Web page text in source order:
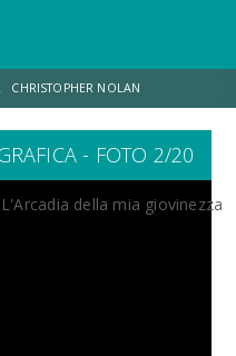
CHRISTOPHER NOLAN
ODISSEA JACOB BATALON
- FOTO 2/20